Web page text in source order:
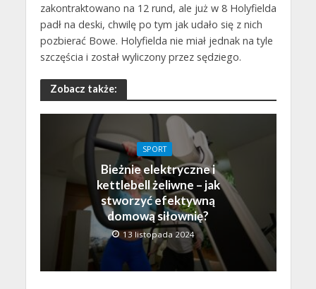
zakontraktowano na 12 rund, ale już w 8 Holyfielda
padł na deski, chwilę po tym jak udało się z nich
pozbierać Bowe. Holyfielda nie miał jednak na tyle
szczęścia i został wyliczony przez sędziego.
Zobacz także:
SPORT
Bieżnie elektryczne i
kettlebell żeliwne – jak
stworzyć efektywną
domową siłownię?
13 listopada 2024